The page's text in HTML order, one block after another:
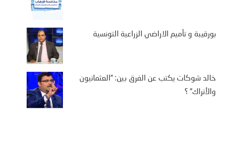
بورقيبة و تأميم الاراضي الزراعية التونسية
خالد شوكات يكتب عن الفرق بين: “العثمانيون
والأتراك” ؟